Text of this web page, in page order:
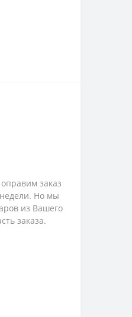
заказ
недели. Но мы
из Вашего
заказа.